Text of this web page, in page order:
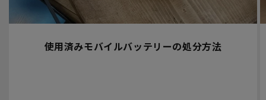
使用済みモバイルバッテリーの処分方法